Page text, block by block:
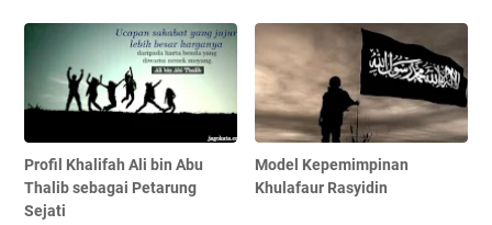
Profil Khalifah Ali bin Abu
Thalib sebagai Petarung
Sejati
Model Kepemimpinan
Khulafaur Rasyidin